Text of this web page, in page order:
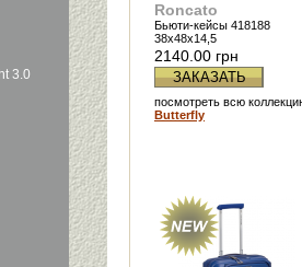
3.0
Roncato
Бьюти-кейсы 418188
38x48x14,5
2140.00 грн
ЗАКАЗАТЬ
посмотреть всю
Butterfly